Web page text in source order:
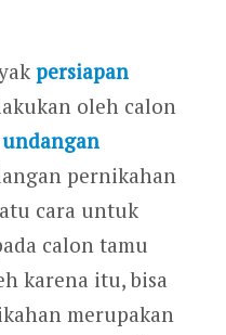
persiapan
oleh calon
undangan
pernikahan
cara untuk
calon tamu
karena itu, bisa
merupakan